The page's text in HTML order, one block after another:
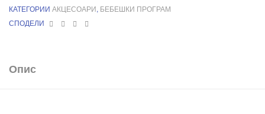
КАТЕГОРИИ АКЦЕСОАРИ, БЕБЕШКИ ПРОГРАМ
СПОДЕЛИ
Facebook
TwitterLinkedin
Опис